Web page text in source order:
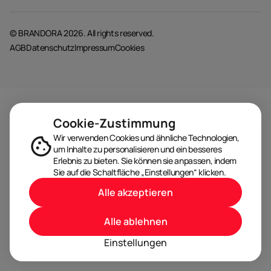
© BRANDORA 2026. All rights reserved.
AGBDatenschutzImpressumCookies
Cookie-Zustimmung
Wir verwenden Cookies und ähnliche Technologien,
um Inhalte zu personalisieren und ein besseres
Erlebnis zu bieten. Sie können sie anpassen, indem
Sie auf die Schaltfläche „Einstellungen“ klicken.
Einstellungen
Alle ablehnen
Alle akzeptieren